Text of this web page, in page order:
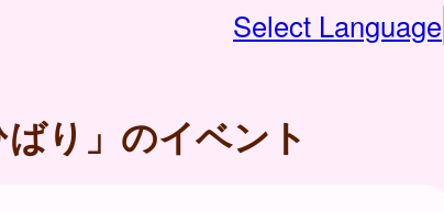
Select Language
ばり」のイベント